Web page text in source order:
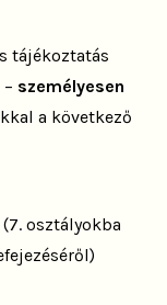
tájékoztatás
személyesen
a következő
osztályokba